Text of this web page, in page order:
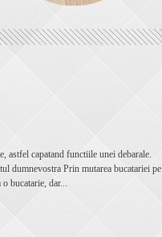
astfel capatand functiile unei debarale.
dumnevostra Prin mutarea bucatariei pe
bucatarie, dar...